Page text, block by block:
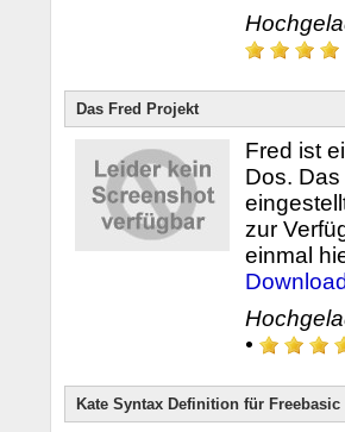
Das Fred Projekt
Fred ist
Dos.
zur
einmal
•
Kate Syntax Definition für Freebasic